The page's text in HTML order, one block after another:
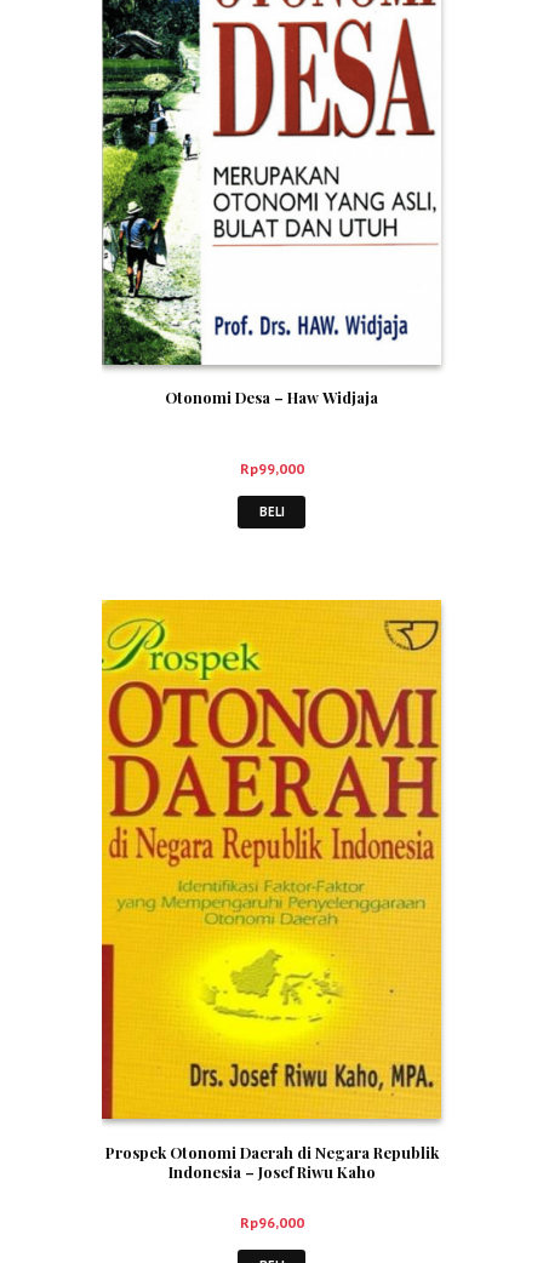
Otonomi Desa – Haw Widjaja
Rp99,000
BELI
Prospek Otonomi Daerah di Negara Republik
Indonesia – Josef Riwu Kaho
Rp96,000